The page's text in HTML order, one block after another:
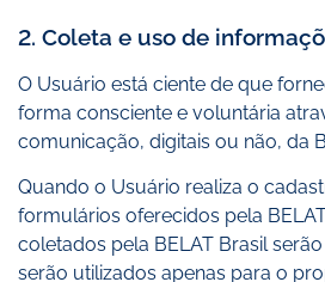
2. Coleta e uso de
O Usuário está ciente de que
forma consciente e voluntária
comunicação, digitais ou não, da
Quando o Usuário realiza o
formulários oferecidos pela
coletados pela BELAT Brasil
serão utilizados apenas para o